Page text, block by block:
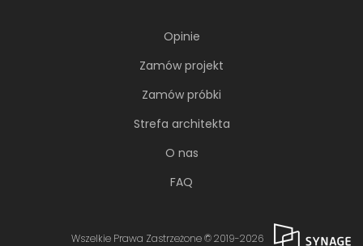
Opinie
Zamów projekt
Zamów próbki
Strefa architekta
O nas
FAQ
Wszelkie Prawa Zastrzeżone © 2019-2026